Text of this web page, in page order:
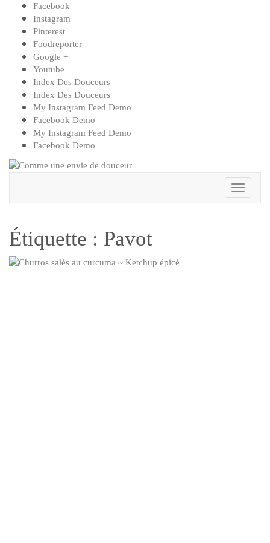
content
Facebook
Instagram
Pinterest
Foodreporter
Google +
Youtube
Index Des Douceurs
Index Des Douceurs
My Instagram Feed Demo
Facebook Demo
My Instagram Feed Demo
Facebook Demo
Toggle
Étiquette : Pavot